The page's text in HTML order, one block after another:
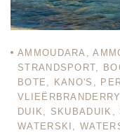
AMMOUDARA ,
STRANDSPORT,
BOTE , KANO'S ,
VLIEËRBRANDERRY
DUIK , SKUBADUIK ,
WATERSKI ,